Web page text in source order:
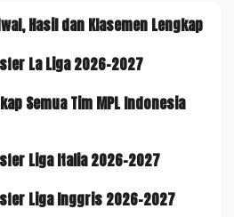
Hasil dan Klasemen Lengkap
La Liga 2026-2027
Semua Tim MPL Indonesia
Liga Italia 2026-2027
Liga Inggris 2026-2027